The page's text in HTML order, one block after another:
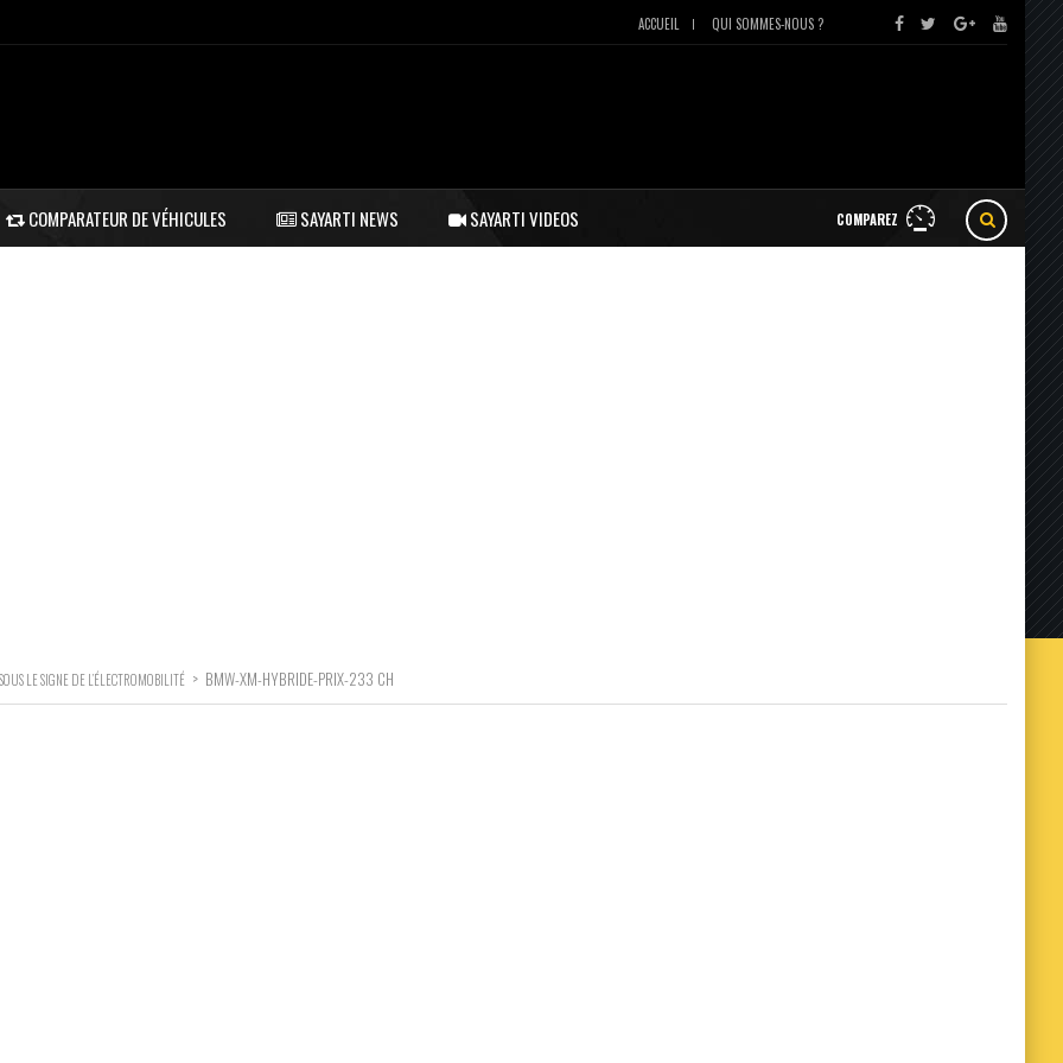
ACCUEIL QUI SOMMES-NOUS ?
COMPAREZ
COMPARATEUR DE VÉHICULES SAYARTI NEWS SAYARTI VIDEOS
LE SIGNE DE L’ÉLECTROMOBILITÉ > BMW-XM-HYBRIDE-PRIX-233 CH